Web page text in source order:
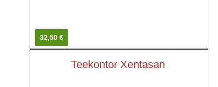
32,50 €
Teekontor Xentasan